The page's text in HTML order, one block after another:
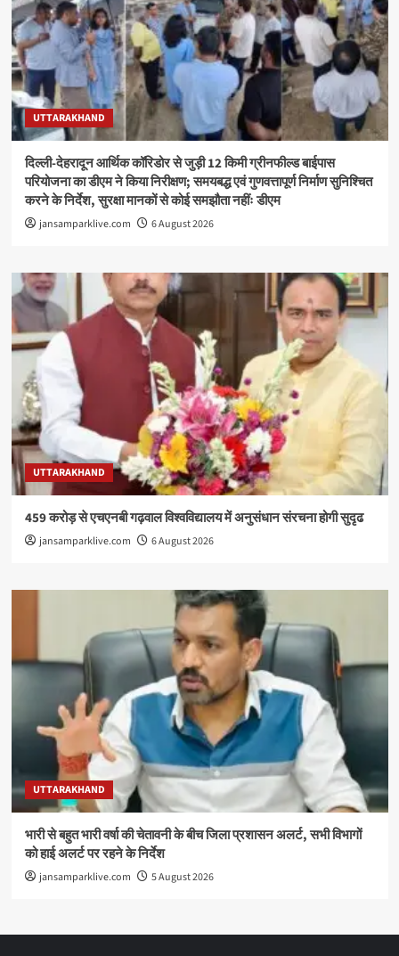
UTTARAKHAND
दिल्ली-देहरादून आर्थिक कॉरिडोर से जुड़ी 12 किमी ग्रीनफील्ड बाईपास
परियोजना का डीएम ने किया निरीक्षण; समयबद्ध एवं गुणवत्तापूर्ण निर्माण सुनिश्चित
करने के निर्देश, सुरक्षा मानकों से कोई समझौता नहींः डीएम
jansamparklive.com 6 August 2026
UTTARAKHAND
459 करोड़ से एचएनबी गढ़वाल विश्वविद्यालय में अनुसंधान संरचना होगी सुदृढ
jansamparklive.com 6 August 2026
UTTARAKHAND
भारी से बहुत भारी वर्षा की चेतावनी के बीच जिला प्रशासन अलर्ट, सभी विभागों
को हाई अलर्ट पर रहने के निर्देश
jansamparklive.com 5 August 2026